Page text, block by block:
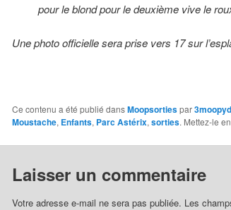
pour le blond pour le deuxième vive le
Une photo officielle sera prise vers 17 sur
Ce contenu a été publié dansMoopsortiespar
Moustache, Enfants, Parc Astérix, sorties. Mettez-le
Laisser un commentaire
Votre adresse e-mail ne sera pas publiée. Les